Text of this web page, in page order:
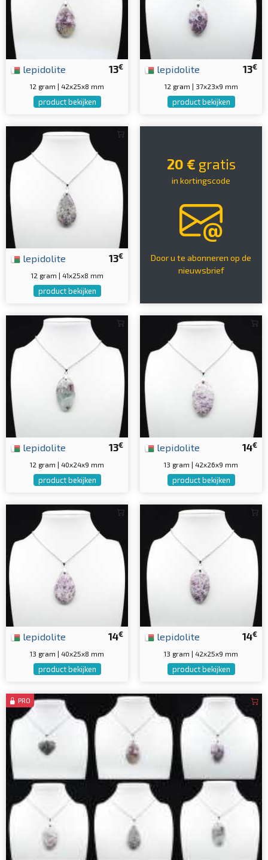
13€
lepidolite
12 gram | 42x25x8 mm
product bekijken
13€
lepidolite
12 gram | 37x23x9 mm
product bekijken
13€
lepidolite
12 gram | 41x25x8 mm
product bekijken
20 € gratis
in kortingscode
Door u te abonneren op de
nieuwsbrief
13€
lepidolite
12 gram | 40x24x9 mm
product bekijken
14€
lepidolite
13 gram | 42x26x9 mm
product bekijken
14€
lepidolite
13 gram | 40x25x8 mm
product bekijken
14€
lepidolite
13 gram | 42x25x9 mm
product bekijken
PRO